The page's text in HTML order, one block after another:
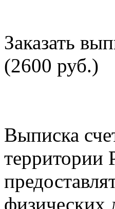
Заказать
(2600 руб.)
Выписка
территории
физических